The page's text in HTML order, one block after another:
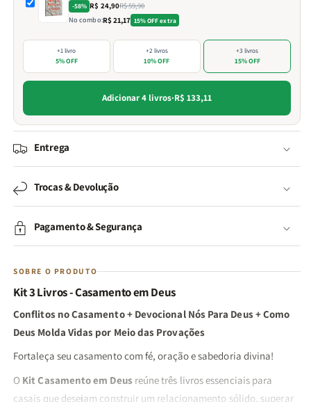
-58% R$ 24,90R$ 59,90
No combo:R$ 21,17 15% OFF extra
+1 livro
5% OFF
+2 livros
10% OFF
+3 livros
15% OFF
Adicionar 4 livros·R$ 133,11
Entrega
Trocas & Devolução
Pagamento & Segurança
SOBRE O PRODUTO
Kit 3 Livros - Casamento em Deus
Conflitos no Casamento + Devocional Nós Para Deus + Como
Deus Molda Vidas por Meio das Provações
Fortaleça seu casamento com fé, oração e sabedoria divina!
O Kit Casamento em Deus reúne três livros essenciais para
casais que desejam construir um relacionamento sólido, superar